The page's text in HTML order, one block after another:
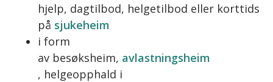
hjelp, dagtilbod, helgetilbod eller
på sjukeheim
i form
av besøksheim, avlastningsheim
, helgeopphald i